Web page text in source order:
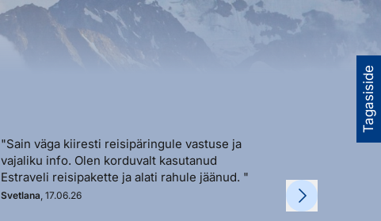
Tagasiside
"Sain väga kiiresti reisipäringule vastuse ja
vajaliku info. Olen korduvalt kasutanud
Estraveli reisipakette ja alati rahule jäänud. "
Svetlana, 17.06.26
"Sõbralik ja
soovi korral. "
Kadi, 11.06.26